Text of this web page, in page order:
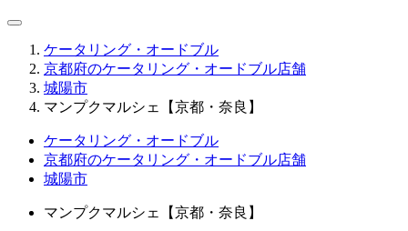
ケータリング・オードブル
京都府のケータリング・オードブル店舗
城陽市
マンプクマルシェ【京都・奈良】
ケータリング・オードブル
京都府のケータリング・オードブル店舗
城陽市
マンプクマルシェ【京都・奈良】